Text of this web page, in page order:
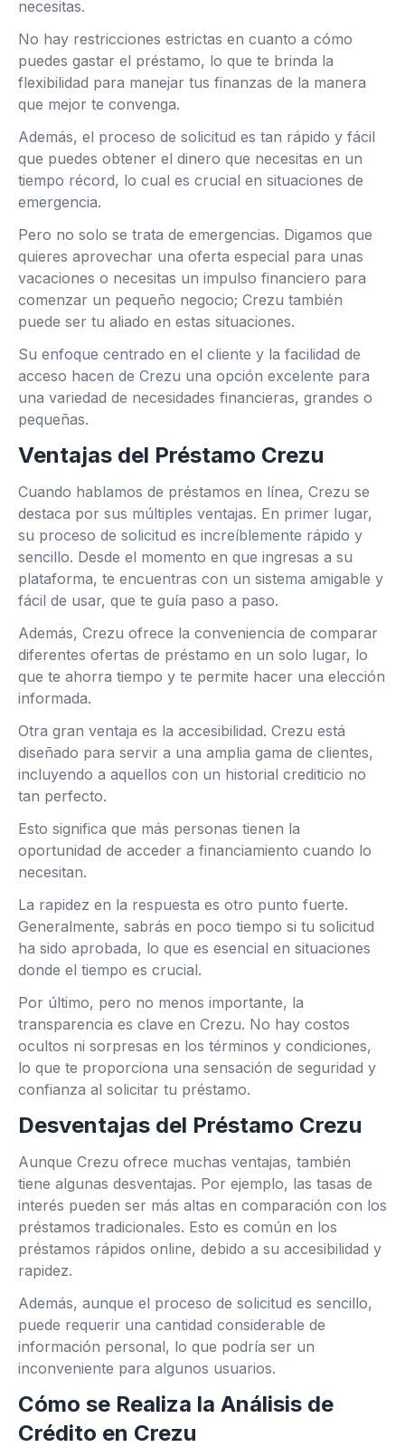
necesitas.
No hay restricciones estrictas en cuanto a cómo
puedes gastar el préstamo, lo que te brinda la
flexibilidad para manejar tus finanzas de la manera
que mejor te convenga.
Además, el proceso de solicitud es tan rápido y fácil
que puedes obtener el dinero que necesitas en un
tiempo récord, lo cual es crucial en situaciones de
emergencia.
Pero no solo se trata de emergencias. Digamos que
quieres aprovechar una oferta especial para unas
vacaciones o necesitas un impulso financiero para
comenzar un pequeño negocio; Crezu también
puede ser tu aliado en estas situaciones.
Su enfoque centrado en el cliente y la facilidad de
acceso hacen de Crezu una opción excelente para
una variedad de necesidades financieras, grandes o
pequeñas.
Ventajas del Préstamo Crezu
Cuando hablamos de préstamos en línea, Crezu se
destaca por sus múltiples ventajas. En primer lugar,
su proceso de solicitud es increíblemente rápido y
sencillo. Desde el momento en que ingresas a su
plataforma, te encuentras con un sistema amigable y
fácil de usar, que te guía paso a paso.
Además, Crezu ofrece la conveniencia de comparar
diferentes ofertas de préstamo en un solo lugar, lo
que te ahorra tiempo y te permite hacer una elección
informada.
Otra gran ventaja es la accesibilidad. Crezu está
diseñado para servir a una amplia gama de clientes,
incluyendo a aquellos con un historial crediticio no
tan perfecto.
Esto significa que más personas tienen la
oportunidad de acceder a financiamiento cuando lo
necesitan.
La rapidez en la respuesta es otro punto fuerte.
Generalmente, sabrás en poco tiempo si tu solicitud
ha sido aprobada, lo que es esencial en situaciones
donde el tiempo es crucial.
Por último, pero no menos importante, la
transparencia es clave en Crezu. No hay costos
ocultos ni sorpresas en los términos y condiciones,
lo que te proporciona una sensación de seguridad y
confianza al solicitar tu préstamo.
Desventajas del Préstamo Crezu
Aunque Crezu ofrece muchas ventajas, también
tiene algunas desventajas. Por ejemplo, las tasas de
interés pueden ser más altas en comparación con los
préstamos tradicionales. Esto es común en los
préstamos rápidos online, debido a su accesibilidad y
rapidez.
Además, aunque el proceso de solicitud es sencillo,
puede requerir una cantidad considerable de
información personal, lo que podría ser un
inconveniente para algunos usuarios.
Cómo se Realiza la Análisis de
Crédito en Crezu